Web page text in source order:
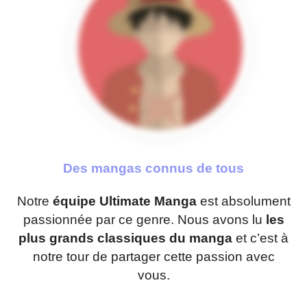
Des mangas connus de tous
Notre équipe Ultimate Mangaest absolument
passionnée par ce genre. Nous avons lu les
plus grands classiques du manga et c’est à
notre tour de partager cette passion avec
vous.